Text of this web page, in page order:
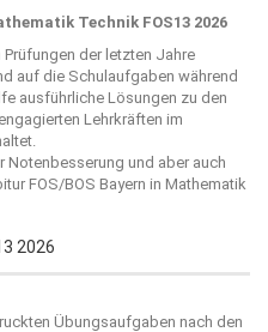
Technik FOS13 2026
Prüfungen der letzten Jahre
auf die Schulaufgaben während
ausführliche Lösungen zu den
Lehrkräften im
Notenbesserung und aber auch
FOS/BOS Bayern in Mathematik
2026
Übungsaufgaben nach den